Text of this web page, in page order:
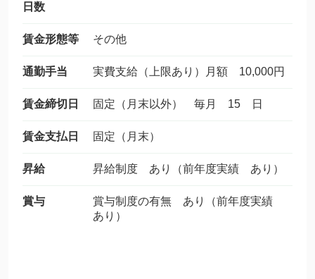
日数
賃金形態等 その他
通勤手当 実費支給（上限あり）月額 10,000円
賃金締切日 固定（月末以外） 毎月 15 日
賃金支払日 固定（月末）
昇給 昇給制度 あり（前年度実績 あり）
賞与
賞与制度の有無 あり（前年度実績
あり）